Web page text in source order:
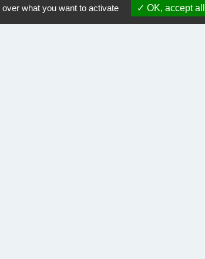
what you want to activate OK, accept all